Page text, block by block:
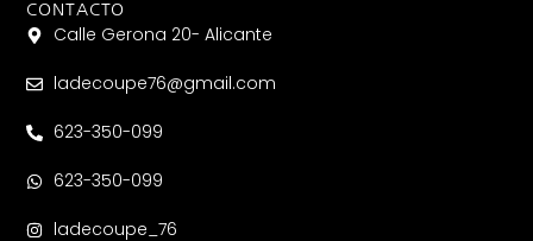
CONTACTO
Calle Gerona 20- Alicante
ladecoupe76@gmail.com
623-350-099
623-350-099
ladecoupe_76